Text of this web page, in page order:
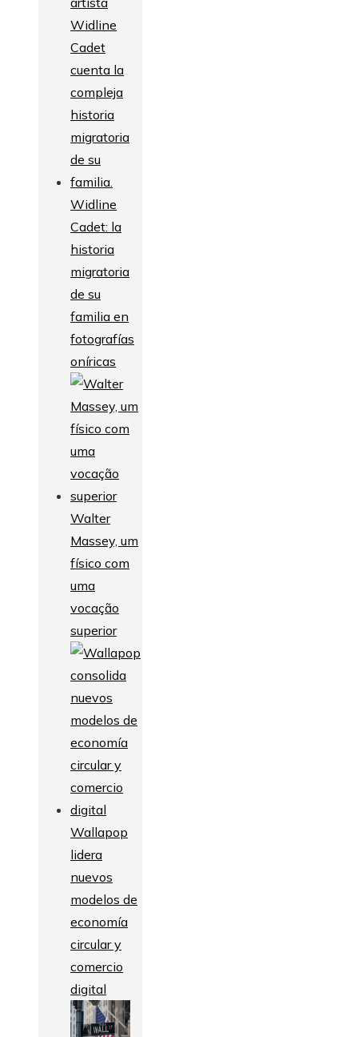
Widline
Cadet: la
historia
migratoria
de su
familia en
fotografías
oníricas
Walter
Massey, um
físico com
uma
vocação
superior
Wallapop
lidera
nuevos
modelos de
economía
circular y
comercio
digital